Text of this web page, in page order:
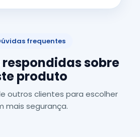
frequentes
sobre
produto
outros clientes para escolher
mais segurança.